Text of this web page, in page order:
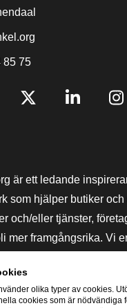
85 75
är ett ledande
som hjälper butiker
och/eller tjänster,
mer framgångsrika. Vi
rättsliga
och vi
olika typer av cookies.
cookies som är nödvändiga